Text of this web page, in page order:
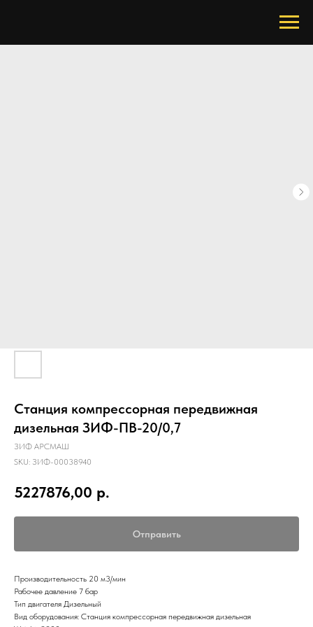
Станция компрессорная передвижная
дизельная ЗИФ-ПВ-20/0,7
ЗИФ АРСМАШ
SKU: ЗИФ-00038940
5227876,00 р.
Отправить
Производительность 20 м3/мин
Рабочее давление 7 бар
Тип двигателя Дизельный
Вид оборудования: Станция компрессорная передвижная дизельная